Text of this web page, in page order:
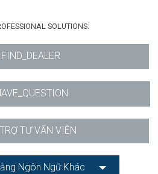
SOLUTIONS:
FIND_DEALER
TƯ VẤN VIÊN
Ngôn Ngữ Khác